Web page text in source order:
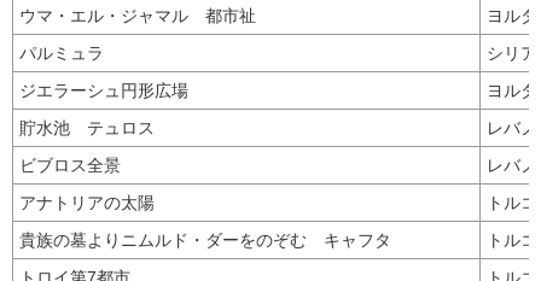
ウマ・エル・ジャマル 都市祉
ヨル
パルミュラ
シ
ジエラーシュ円形広場
ヨル
貯水池 テュロス
レバ
ビブロス全景
レバ
アナトリアの太陽
ト
貴族の墓よりニムルド・ダーをのぞむ キャフタ
ト